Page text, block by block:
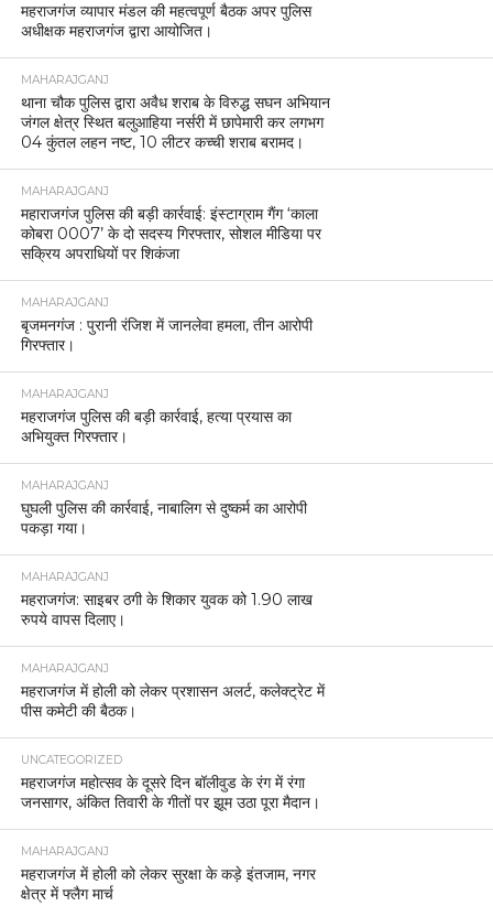
महराजगंज व्यापार मंडल की महत्वपूर्ण बैठक अपर पुलिस
अधीक्षक महराजगंज द्वारा आयोजित।
MAHARAJGANJ
थाना चौक पुलिस द्वारा अवैध शराब के विरुद्ध सघन अभियान
जंगल क्षेत्र स्थित बलुआहिया नर्सरी में छापेमारी कर लगभग
04 कुंतल लहन नष्ट, 10 लीटर कच्ची शराब बरामद।
MAHARAJGANJ
महाराजगंज पुलिस की बड़ी कार्रवाई: इंस्टाग्राम गैंग ‘काला
कोबरा 0007’ के दो सदस्य गिरफ्तार, सोशल मीडिया पर
सक्रिय अपराधियों पर शिकंजा
MAHARAJGANJ
बृजमनगंज : पुरानी रंजिश में जानलेवा हमला, तीन आरोपी
गिरफ्तार।
MAHARAJGANJ
महराजगंज पुलिस की बड़ी कार्रवाई, हत्या प्रयास का
अभियुक्त गिरफ्तार।
MAHARAJGANJ
घुघली पुलिस की कार्रवाई, नाबालिग से दुष्कर्म का आरोपी
पकड़ा गया।
MAHARAJGANJ
महराजगंज: साइबर ठगी के शिकार युवक को 1.90 लाख
रुपये वापस दिलाए।
MAHARAJGANJ
महराजगंज में होली को लेकर प्रशासन अलर्ट, कलेक्ट्रेट में
पीस कमेटी की बैठक।
UNCATEGORIZED
महराजगंज महोत्सव के दूसरे दिन बॉलीवुड के रंग में रंगा
जनसागर, अंकित तिवारी के गीतों पर झूम उठा पूरा मैदान।
MAHARAJGANJ
महराजगंज में होली को लेकर सुरक्षा के कड़े इंतजाम, नगर
क्षेत्र में फ्लैग मार्च